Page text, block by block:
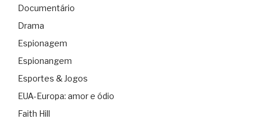
Documentário
Drama
Espionagem
Espionangem
Esportes & Jogos
EUA-Europa: amor e ódio
Faith Hill